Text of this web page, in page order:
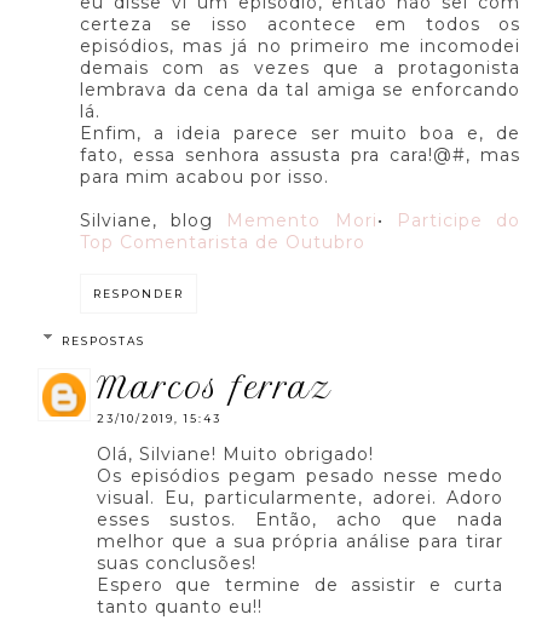
certeza se isso acontece em todos os
episódios, mas já no primeiro me incomodei
demais com as vezes que a protagonista
lembrava da cena da tal amiga se enforcando
lá.
Enfim, a ideia parece ser muito boa e, de
fato, essa senhora assusta pra cara!@#, mas
para mim acabou por isso.
Silviane, blog Memento Mori•
Participe do
Top Comentarista de Outubro
RESPONDER
RESPOSTAS
marcos ferraz
23/10/2019, 15:43
Olá, Silviane! Muito obrigado!
Os episódios pegam pesado nesse medo
visual. Eu, particularmente, adorei. Adoro
esses sustos. Então, acho que nada
melhor que a sua própria análise para tirar
suas conclusões!
Espero que termine de assistir e curta
tanto quanto eu!!